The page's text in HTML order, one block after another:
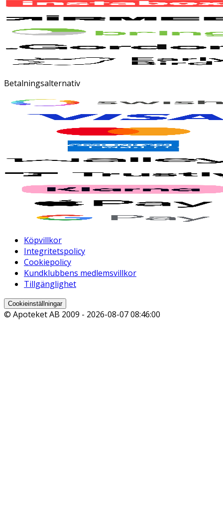
Betalningsalternativ
Köpvillkor
Integritetspolicy
Cookiepolicy
Kundklubbens medlemsvillkor
Tillgänglighet
Cookieinställningar
© Apoteket AB 2009 - 2026-08-07 08:46:00